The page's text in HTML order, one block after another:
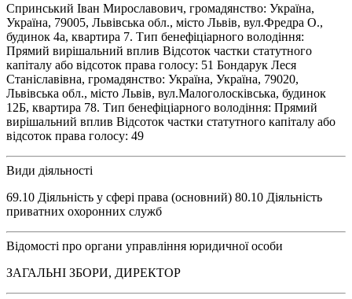
Спринський Іван Мирославович, громадянство: Україна,
Україна, 79005, Львівська обл., місто Львів, вул.Фредра О.,
будинок 4а, квартира 7. Тип бенефіціарного володіння:
Прямий вирішальний вплив Відсоток частки статутного
капіталу або відсоток права голосу: 51 Бондарук Леся
Станіславівна, громадянство: Україна, Україна, 79020,
Львівська обл., місто Львів, вул.Малоголосківська, будинок
12Б, квартира 78. Тип бенефіціарного володіння: Прямий
вирішальний вплив Відсоток частки статутного капіталу або
відсоток права голосу: 49
Види діяльності
69.10 Діяльність у сфері права (основний) 80.10 Діяльність
приватних охоронних служб
Відомості про органи управління юридичної особи
ЗАГАЛЬНІ ЗБОРИ, ДИРЕКТОР